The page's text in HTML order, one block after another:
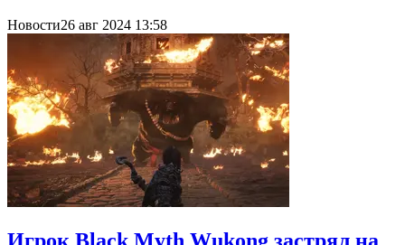
Новости26 авг 2024 13:58